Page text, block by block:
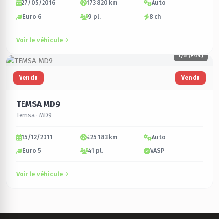
27/05/2016 173 820 km
Auto
Euro 6
9 pl. 8 ch
Voir le véhicule
1/5 (+44)
Vendu Vendu
TEMSA MD9
Temsa · MD9
15/12/2011 425 183 km
Auto
Euro 5
41 pl. VASP
Voir le véhicule